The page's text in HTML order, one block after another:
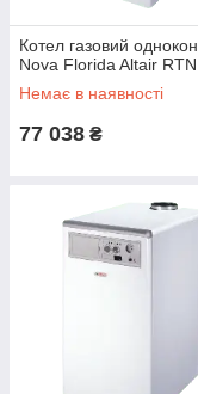
Котел газовий
Nova Florida Altair
Немає в наявності
77 038 ₴